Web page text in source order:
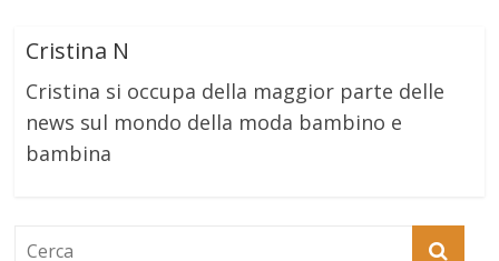
Cristina N
Cristina si occupa della maggior parte delle
news sul mondo della moda bambino e
bambina